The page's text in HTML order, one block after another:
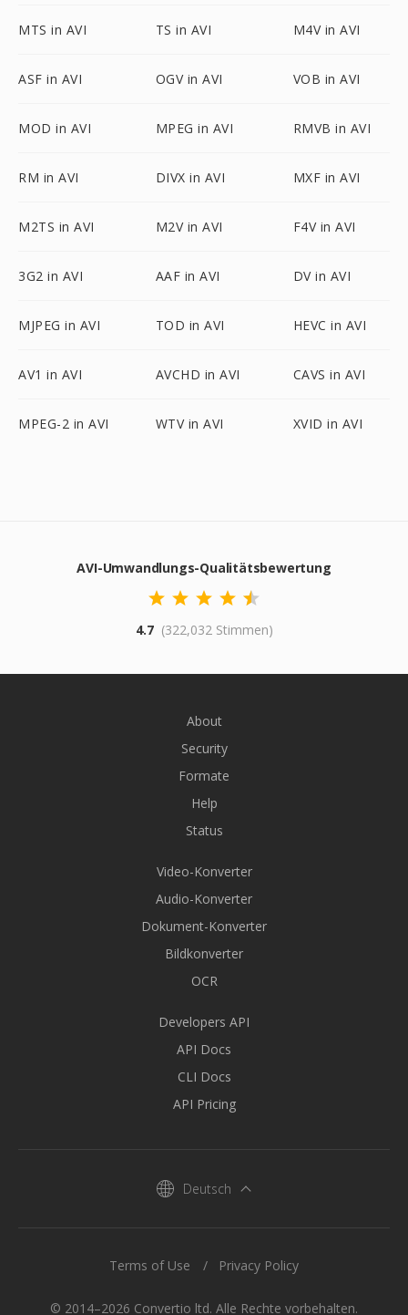
MTS in AVI TS in AVI M4V in AVI
ASF in AVI OGV in AVI VOB in AVI
MOD in AVI MPEG in AVI RMVB in AVI
RM in AVI DIVX in AVI MXF in AVI
M2TS in AVI M2V in AVI F4V in AVI
3G2 in AVI AAF in AVI DV in AVI
MJPEG in AVI TOD in AVI HEVC in AVI
AV1 in AVI AVCHD in AVI CAVS in AVI
MPEG-2 in AVI WTV in AVI XVID in AVI
AVI-Umwandlungs-Qualitätsbewertung
4.7 (322,032 Stimmen)
About
Security
Formate
Help
Status
Video-Konverter
Audio-Konverter
Dokument-Konverter
Bildkonverter
OCR
Developers API
API Docs
CLI Docs
API Pricing
Deutsch
© 2014–2026 Convertio ltd. Alle Rechte vorbehalten.
Terms of Use Privacy Policy